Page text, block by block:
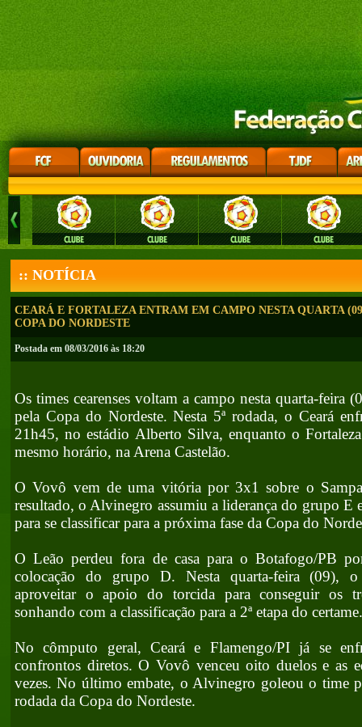
:: NOTÍCIA
CEARÁ E FORTALEZA ENTRAM EM CAMPO NESTA QUARTA
COPA DO NORDESTE
Postada em 08/03/2016 às 18:20
Os times cearenses voltam a campo nesta quarta-feira
pela Copa do Nordeste. Nesta 5ª rodada, o Ceará
21h45, no estádio Alberto Silva, enquanto o
mesmo horário, na Arena Castelão.
O Vovô vem de uma vitória por 3x1 sobre o
resultado, o Alvinegro assumiu a liderança do grupo E
para se classificar para a próxima fase da Copa do
O Leão perdeu fora de casa para o Botafogo/PB
colocação do grupo D. Nesta quarta-feira (09),
aproveitar o apoio do torcida para conseguir os
sonhando com a classificação para a 2ª etapa do certame.
No cômputo geral, Ceará e Flamengo/PI já se
confrontos diretos. O Vovô venceu oito duelos e as
vezes. No último embate, o Alvinegro goleou o time
rodada da Copa do Nordeste.